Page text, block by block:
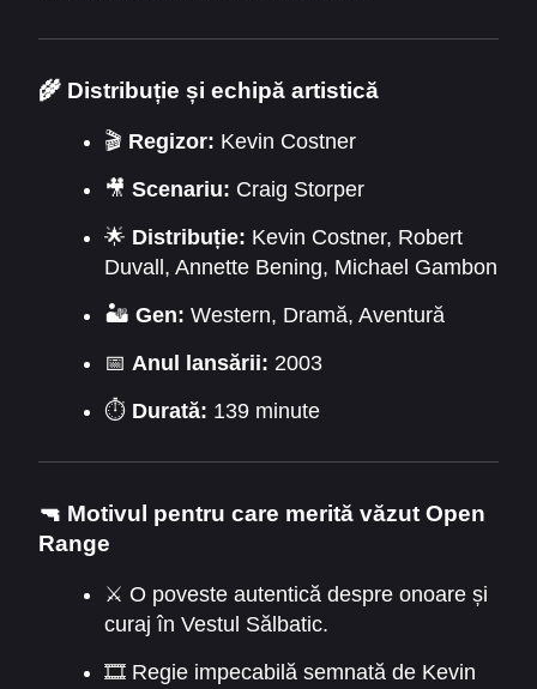
🌾 Distribuție și echipă artistică
🎬 Regizor: Kevin Costner
🎥 Scenariu: Craig Storper
🌟 Distribuție: Kevin Costner, Robert
Duvall, Annette Bening, Michael Gambon
🏜️ Gen: Western, Dramă, Aventură
📅 Anul lansării: 2003
⏱️ Durată: 139 minute
🔫 Motivul pentru care merită văzut Open
Range
⚔️ O poveste autentică despre onoare și
curaj în Vestul Sălbatic.
🎞️ Regie impecabilă semnată de Kevin